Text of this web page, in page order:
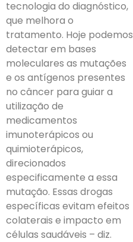
tecnologia do diagnóstico,
que melhora o
tratamento. Hoje podemos
detectar em bases
moleculares as mutações
e os antígenos presentes
no câncer para guiar a
utilização de
medicamentos
imunoterápicos ou
quimioterápicos,
direcionados
especificamente a essa
mutação. Essas drogas
específicas evitam efeitos
colaterais e impacto em
células saudáveis – diz.